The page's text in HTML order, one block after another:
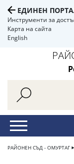
ЕДИНЕН
Инструменти за
Карта на сайта
English
РАЙОНЕН СЪД - ОМУРТАГ